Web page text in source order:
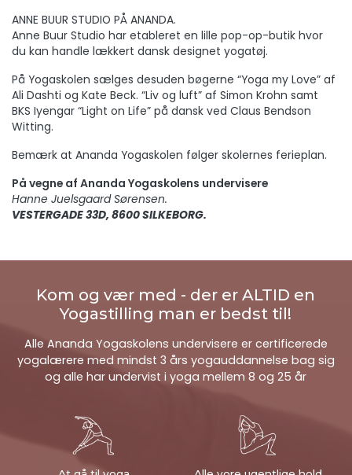
ANNE BUUR STUDIO PÅ ANANDA.
Anne Buur Studio har etableret en lille pop-op-butik hvor
du kan handle lækkert dansk designet yogatøj.
På Yogaskolen sælges desuden bøgerne “Yoga my Love” af
Ali Dashti og Kate Beck. “Liv og luft” af Simon Krohn samt
BKS Iyengar “Light on Life” på dansk ved Claus Bendson
Witting.
Bemærk at Ananda Yogaskolen følger skolernes ferieplan.
På vegne af Ananda Yogaskolens undervisere
Hanne Juelsgaard Sørensen.
VESTERGADE 33D, 8600 SILKEBORG.
Kom og vær med - der er ALTID en
Yogastilling man er bedst til!
Alle Ananda Yogaskolens undervisere er certificerede
yogalærere med mindst 3 års yogauddannelse bag sig
og alle har undervist i yoga mellem 8 og 25 år